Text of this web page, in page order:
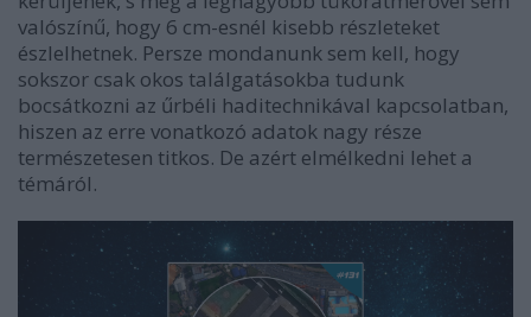
valószínű, hogy 6 cm-esnél kisebb részleteket
észlelhetnek. Persze mondanunk sem kell, hogy
sokszor csak okos találgatásokba tudunk
bocsátkozni az űrbéli haditechnikával kapcsolatban,
hiszen az erre vonatkozó adatok nagy része
természetesen titkos. De azért elmélkedni lehet a
témáról.